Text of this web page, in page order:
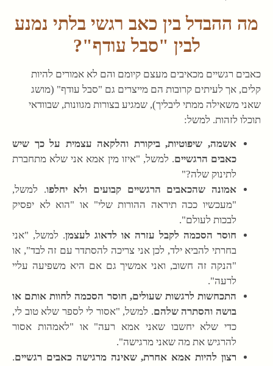
מה ההבדל בין כאב רגשי בלתי נמנע
לבין "סבל עודף"?
כאבים רגשיים מכאיבים מעצם קיומם והם לא אמורים להיות
קלים, אך לעיתים קרובות הם מייצרים גם "סבל עודף" (מושג
שאני משאילה ממתי ליבליך), שמגיע בצורות מגוונות, שבוודאי
תוכלו לזהות. למשל:
אשמה, שיפוטיות, ביקורת והלקאה עצמית על כך שיש
כאבים הרגשיים. למשל, "איזו מין אמא אני שלא מתחברת
לתינוק שלה?"
אמונה שהכאבים הרגשיים קבועים ולא יחלפו. למשל,
"מעכשיו ככה תיראה ההורות שלי" או "הוא לא יפסיק
לבכות לעולם".
חוסר הסכמה לקבל עזרה או לדאוג לעצמן. למשל, "אני
בחרתי להביא ילד, לכן אני צריכה להסתדר עם זה לבד", או
"הנקה זה חשוב, ואני אמשיך גם אם היא משפיעה עליי
לרעה".
התכחשות לרגשות שעולים, חוסר הסכמה לחוות אותם או
בושה והסתרה שלהם. למשל, "אסור לי לספר שלא טוב לי,
כדי שלא יחשבו שאני אמא רעה" או "לאמהות אסור
להרגיש את מה שאני מרגישה".
רצון להיות אמא אחרת, שאינה מרגישה כאבים רגשיים.